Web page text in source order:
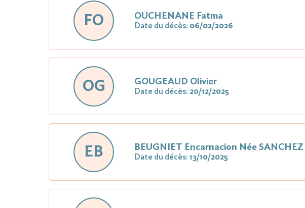
FO OUCHENANE Fatma
Date du décès: 06/02/2026
OG GOUGEAUD Olivier
Date du décès: 20/12/2025
EB BEUGNIET Encarnacion Née SANCHEZ
Date du décès: 13/10/2025